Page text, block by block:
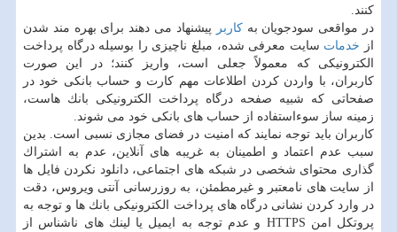
كنند.
در مواقعی سودجویان بهكاربر
پیشنهاد می دهند برای بهره مند شدن
از خدمات سایت معرفی شده، مبلغ ناچیزی را بوسیله درگاه پرداخت
الكترونیكی كه معمولاً جعلی است، واریز كنند؛ در این صورت
كاربران، با واردن كردن اطلاعات مهم كارت و حساب بانكی خود در
صفحاتی كه شبیه صفحه درگاه پرداخت الكترونیكی بانك هاست،
زمینه ساز سوءاستفاده از حساب های بانكی خود می شوند.
كاربران باید توجه نمایند كه امنیت در فضای مجازی نسبی است. بدین
سبب عدم اعتماد و اطمینان به غریبه های آنلاین، عدم به اشتراك
گذاری محتوای شخصی در شبكه های اجتماعی، دانلود نكردن فایل ها
از سایت های نامعتبر و غیرمطمئن، به روزرسانی آنتی ویروس، دقت
در وارد كردن نشانی درگاه های پرداخت الكترونیكی بانك ها و توجه به
پروتكل امن HTTPS و عدم توجه به ایمیل یا لینك های ناشناس از